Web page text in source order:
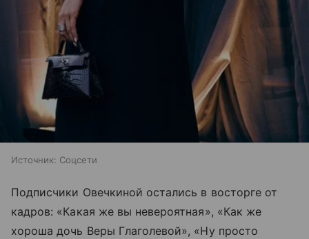
Источник: Соцсети
Подписчики Овечкиной остались в восторге от
кадров: «Какая же вы невероятная», «Как же
хороша дочь Веры Глаголевой», «Ну просто